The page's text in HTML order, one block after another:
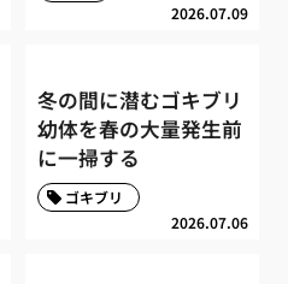
2026.07.09
冬の間に潜むゴキブリ
幼体を春の大量発生前
に一掃する
2026.07.06
ゴキブリ